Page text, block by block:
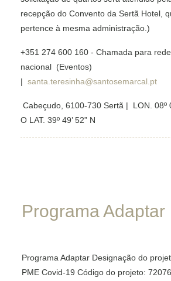
recepção do Convento da Sertã Hotel,
pertence à mesma administração.)
+351 274 600 160 - Chamada para
nacional (Eventos)
| santa.teresinha@santosemarcal.pt
Cabeçudo, 6100-730 Sertã | LON. 08º
O LAT. 39º 49’ 52” N
Programa Adaptar
Programa Adaptar Designação do
PME Covid-19 Código do projeto: